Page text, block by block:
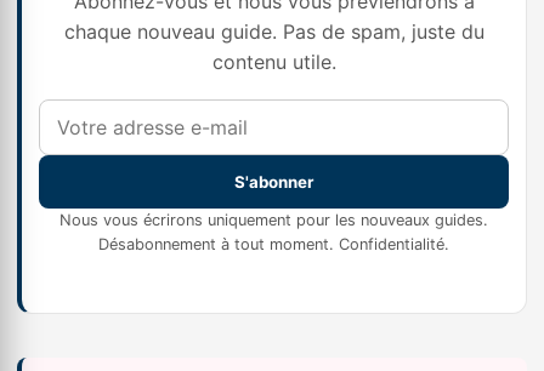
chaque nouveau guide. Pas de spam, juste du
contenu utile.
S'abonner
Nous vous écrirons uniquement pour les nouveaux guides.
Désabonnement à tout moment. Confidentialité.